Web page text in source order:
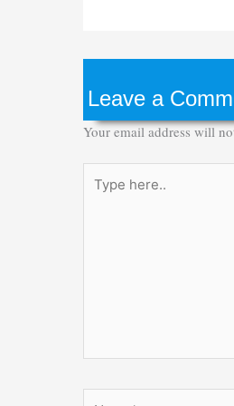
Leave a
Your email address will
here..